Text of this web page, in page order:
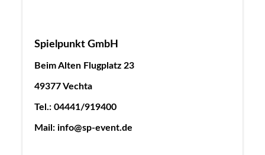
Spielpunkt GmbH
Beim Alten Flugplatz 23
49377 Vechta
Tel.: 04441/919400
Mail: info@sp-event.de